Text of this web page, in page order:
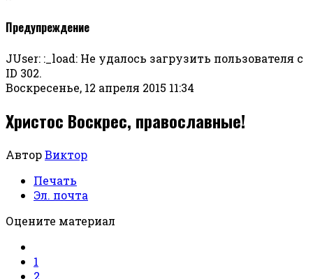
Предупреждение
JUser: :_load: Не удалось загрузить пользователя с
ID 302.
Воскресенье, 12 апреля 2015 11:34
Христос Воскрес, православные!
АвторВиктор
Печать
Эл. почта
Оцените материал
1